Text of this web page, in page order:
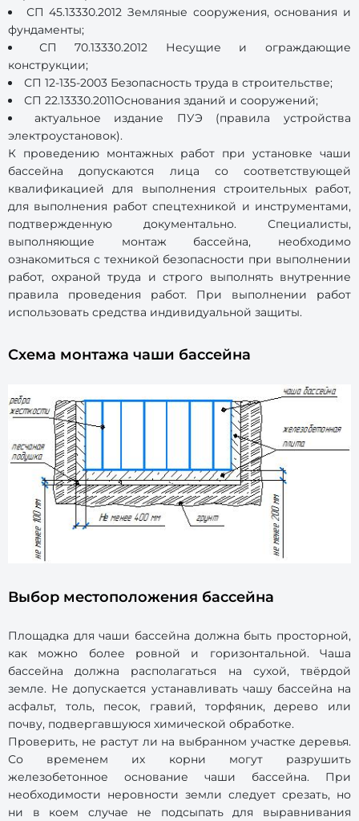
СП 45.13330.2012 Земляные сооружения, основания и
фундаменты;
СП 70.13330.2012 Несущие и ограждающие
конструкции;
СП 12-135-2003 Безопасность труда в строительстве;
СП 22.13330.2011Основания зданий и сооружений;
актуальное издание ПУЭ (правила устройства
электроустановок).
К проведению монтажных работ при установке чаши
бассейна допускаются лица со соответствующей
квалификацией для выполнения строительных работ,
для выполнения работ спецтехникой и инструментами,
подтвержденную документально. Специалисты,
выполняющие монтаж бассейна, необходимо
ознакомиться с техникой безопасности при выполнении
работ, охраной труда и строго выполнять внутренние
правила проведения работ. При выполнении работ
использовать средства индивидуальной защиты.
Схема монтажа чаши бассейна
Выбор местоположения бассейна
Площадка для чаши бассейна должна быть просторной,
как можно более ровной и горизонтальной. Чаша
бассейна должна располагаться на сухой, твёрдой
земле. Не допускается устанавливать чашу бассейна на
асфальт, толь, песок, гравий, торфяник, дерево или
почву, подвергавшуюся химической обработке.
Проверить, не растут ли на выбранном участке деревья.
Со временем их корни могут разрушить
железобетонное основание чаши бассейна. При
необходимости неровности земли следует срезать, но
ни в коем случае не подсыпать для выравнивания